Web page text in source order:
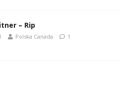
– Rip
Polska Canada 1